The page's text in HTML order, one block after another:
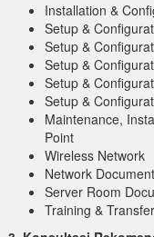
Installation &
Setup &
Setup &
Setup &
Setup &
Setup &
Maintenance,
Point
Wireless Network
Network
Server Room
Training &